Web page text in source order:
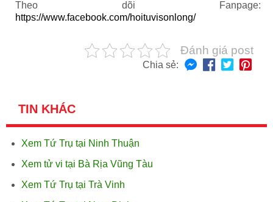
Theo dõi Fanpage:
https://www.facebook.com/hoituvisonlong/
Đánh giá post
Chia sẻ:
TIN KHÁC
Xem Tứ Trụ tại Ninh Thuận
Xem tử vi tại Bà Rịa Vũng Tàu
Xem Tứ Trụ tại Trà Vinh